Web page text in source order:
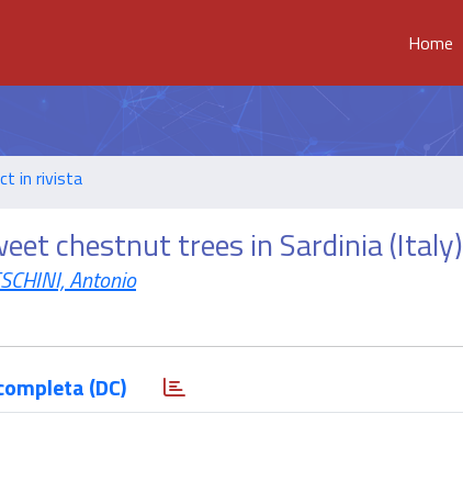
Home
in rivista
chestnut trees in Sardinia (Italy)
Antonio
(DC)